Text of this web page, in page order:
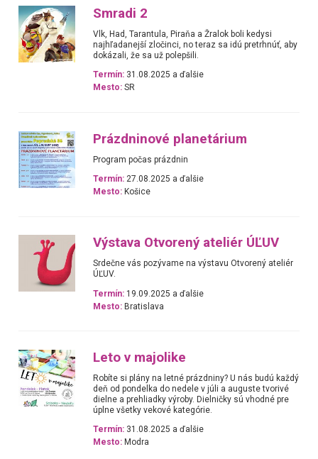
Smradi 2
Vlk, Had, Tarantula, Piraňa a Žralok boli kedysi
najhľadanejší zločinci, no teraz sa idú pretrhnúť, aby
dokázali, že sa už polepšili.
Termín: 31.08.2025 a ďalšie
Mesto: SR
Prázdninové planetárium
Program počas prázdnin
Termín: 27.08.2025 a ďalšie
Mesto: Košice
Výstava Otvorený ateliér ÚĽUV
Srdečne vás pozývame na výstavu Otvorený ateliér
ÚĽUV.
Termín: 19.09.2025 a ďalšie
Mesto: Bratislava
Leto v majolike
Robíte si plány na letné prázdniny? U nás budú každý
deň od pondelka do nedele v júli a auguste tvorivé
dielne a prehliadky výroby. Dielničky sú vhodné pre
úplne všetky vekové kategórie.
Termín: 31.08.2025 a ďalšie
Mesto: Modra